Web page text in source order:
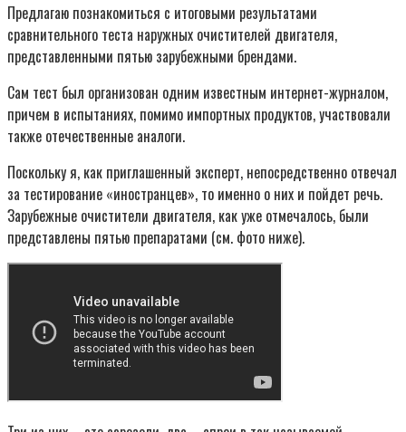
Предлагаю познакомиться с итоговыми результатами
сравнительного теста наружных очистителей двигателя,
представленными пятью зарубежными брендами.
Сам тест был организован одним известным интернет-журналом,
причем в испытаниях, помимо импортных продуктов, участвовали
также отечественные аналоги.
Поскольку я, как приглашенный эксперт, непосредственно отвечал
за тестирование «иностранцев», то именно о них и пойдет речь.
Зарубежные очистители двигателя, как уже отмечалось, были
представлены пятью препаратами (см. фото ниже).